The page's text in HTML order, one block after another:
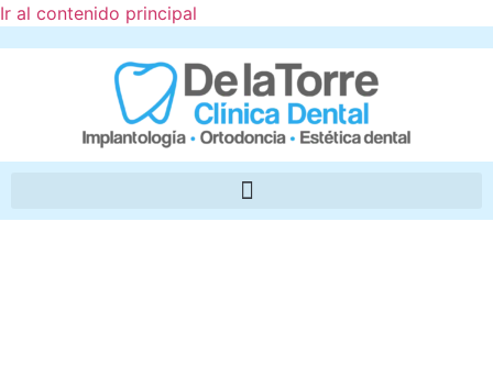
Ir al contenido principal